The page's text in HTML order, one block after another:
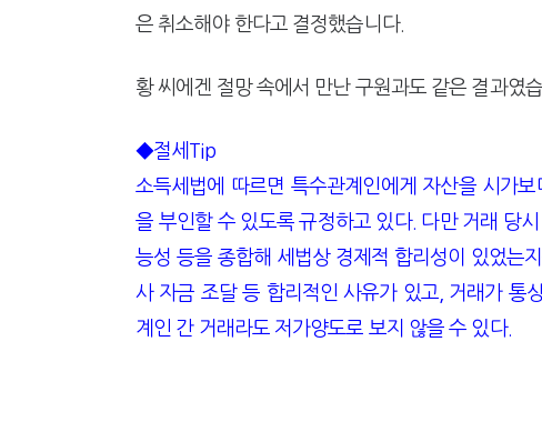
은 취소해야 한다고 결정했습니다.
황 씨에겐 절망 속에서 만난 구원과도 같은 결과였
◆절세Tip
소득세법에 따르면 특수관계인에게 자산을 시가
을 부인할 수 있도록 규정하고 있다. 다만 거래 당
능성 등을 종합해 세법상 경제적 합리성이 있었는
사 자금 조달 등 합리적인 사유가 있고, 거래가 통
계인 간 거래라도 저가양도로 보지 않을 수 있다.